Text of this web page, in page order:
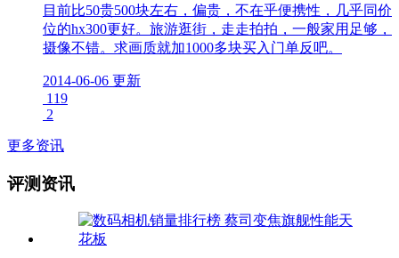
目前比50贵500块左右，偏贵，不在乎便携性，几乎同价
位的hx300更好。旅游逛街，走走拍拍，一般家用足够，
摄像不错。求画质就加1000多块买入门单反吧。
2014-06-06 更新
119
2
更多资讯
评测资讯